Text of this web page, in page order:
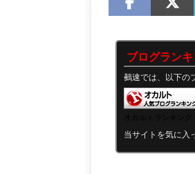
ブログラン
鵺速では、以下の
当サイトを気に入